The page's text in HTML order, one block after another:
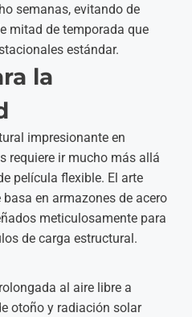
semanas, evitando de
mitad de temporada que
estándar.
la
impresionante en
requiere ir mucho más allá
película flexible. El arte
en armazones de acero
meticulosamente para
de carga estructural.
al aire libre a
otoño y radiación solar